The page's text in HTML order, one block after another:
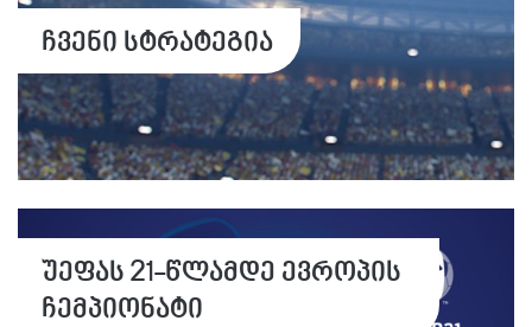
ჩვენი სტრატეგია
უეფას 21-წლამდე ევროპის
ჩემპიონატი